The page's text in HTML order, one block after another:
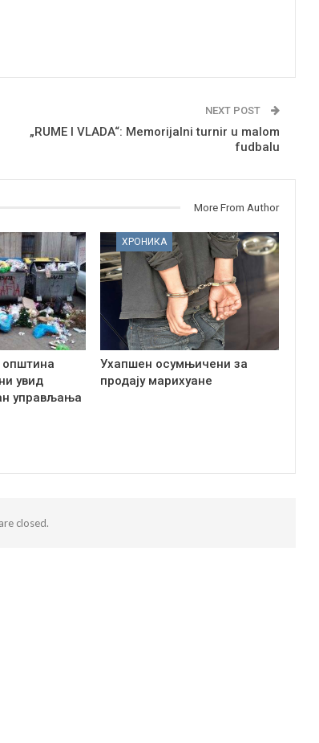
NEXT POST
„RUME I VLADA“: Memorijalni turnir u malom
fudbalu
More From Author
општина
увид
управљања
ХРОНИКА
Ухапшен осумњичени за
продају марихуане
closed.